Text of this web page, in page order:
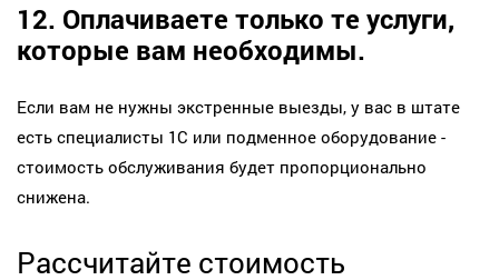
12. Оплачиваете только те услуги,
которые вам необходимы.
Если вам не нужны экстренные выезды, у вас в штате
есть специалисты 1С или подменное оборудование -
стоимость обслуживания будет пропорционально
снижена.
Рассчитайте стоимость